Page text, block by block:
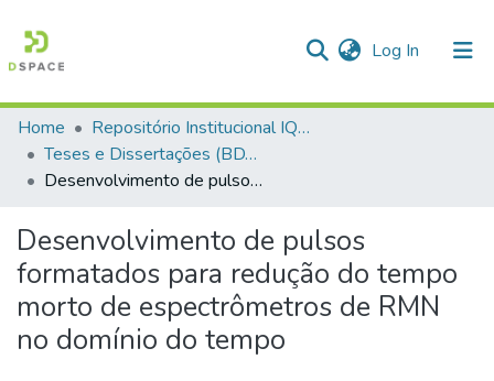
Log In (current)
Communities & Collections
All of DSpace
Statistics
Home
Repositório Institucional IQSC
Teses e Dissertações (BDTD USP)
Desenvolvimento de pulsos formatados para redução do tempo morto de espectrômetros de RMN no domínio do tempo
Desenvolvimento de pulsos
formatados para redução do tempo
morto de espectrômetros de RMN
no domínio do tempo